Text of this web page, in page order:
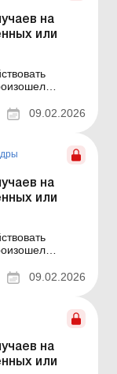
на
или
2026 года
09.02.2026
на
или
года Во
военных
09.02.2026
на
или